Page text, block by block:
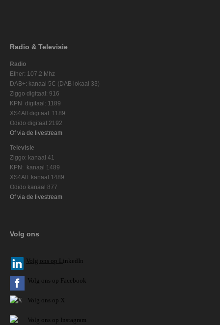
Radio & Televisie
Radio
Ether: 107.2 Mhz
DAB+: kanaal 5C (DAB lokaal 33)
Ziggo digitaal: 916
KPN digitaal: 1189
XS4All digitaal: 1189
Odido digitaal:2192
Of via de livestream
Televisie
Ziggo: kanaal 41
KPN: kanaal 1489
XS4All: kanaal 1489
Odido kanaal 877
Of via de livestream
Volg ons
Volg ons op L inkedIn
Volg ons op Facebook
Volg ons op X
Volg ons op Instagram